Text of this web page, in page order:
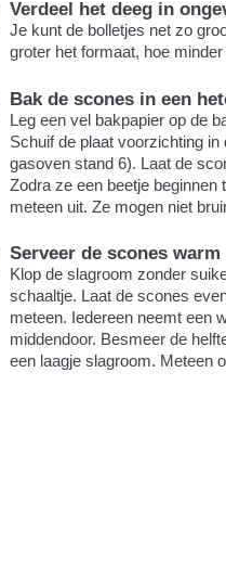
Verdeel het deeg in
Je kunt de bolletjes net zo
groter het formaat, hoe
Bak de scones in een
Leg een vel bakpapier op de
Schuif de plaat voorzichting
gasoven stand 6). Laat de
Zodra ze een beetje beginnen
meteen uit. Ze mogen niet
Serveer de scones warm
Klop de slagroom zonder
schaaltje. Laat de scones
meteen. Iedereen neemt een
middendoor. Besmeer de
een laagje slagroom. Meteen